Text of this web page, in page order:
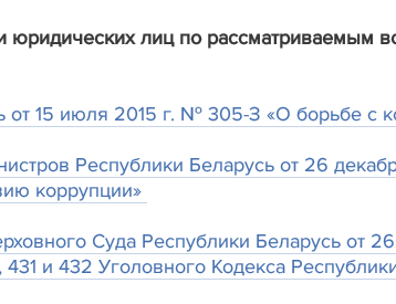
лиц по рассматриваемым
от 15 июля 2015 г. № 305-З «О борьбе с
Республики Беларусь от 26
коррупции»
Суда Республики Беларусь от
431 и 432 Уголовного Кодекса